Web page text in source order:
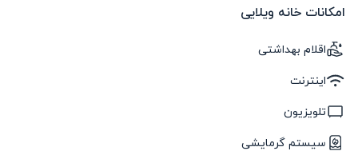
امکانات خانه ویلایی
اقلام بهداشتی
اینترنت
تلویزیون
سیستم گرمایشی